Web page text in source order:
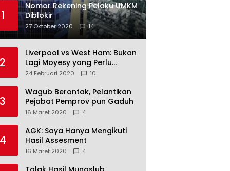
1
Nomor Rekening Pelaku UMKM
Diblokir
27 Oktober 2020 14
2
Liverpool vs West Ham: Bukan
Lagi Moyesy yang Perlu
Ditakuti
24 Februari 2020 10
3
Wagub Berontak, Pelantikan
Pejabat Pemprov pun Gaduh
16 Maret 2020 4
4
AGK: Saya Hanya Mengikuti
Hasil Assesment
16 Maret 2020 4